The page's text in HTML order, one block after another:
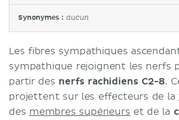
Synonymes :aucun
Les fibres sympathiques
sympathique rejoignent les nerfs
partir des nerfs rachidiens C2-8.
projettent sur les effecteurs de la
des membres supérieurs et de la